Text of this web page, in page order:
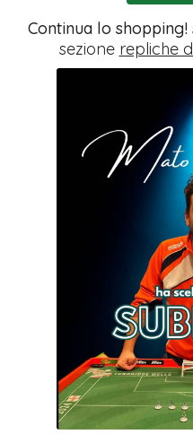
Continua lo shopping!
sezione repliche